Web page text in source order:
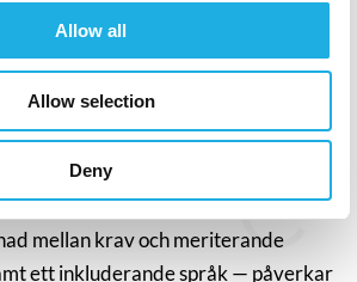
Allow all
Allow selection
Deny
kompetenser är avgörande, och
antaganden eller vana? Är kriterierna
Språket spelar roll. Krav
snävar in kandidatfältet redan från
mellan krav och meriterande
ett inkluderande språk — påverkar